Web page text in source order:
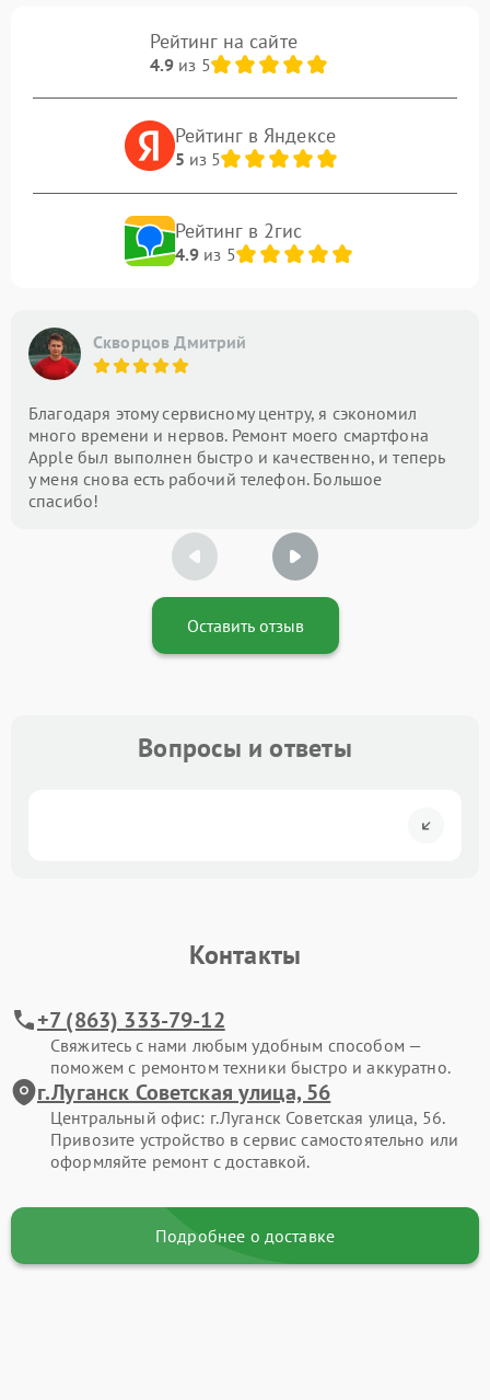
Рейтинг на сайте
4.9из 5
Рейтинг в Яндексе
5 из 5
Рейтинг в 2гис
4.9из 5
Скворцов Дмитрий
Благодаря этому сервисному центру, я сэкономил
много времени и нервов. Ремонт моего смартфона
Apple был выполнен быстро и качественно, и теперь
у меня снова есть рабочий телефон. Большое
спасибо!
Оставить отзыв
Вопросы и ответы
Контакты
+7 (863) 333-79-12
Свяжитесь с нами любым удобным способом —
поможем с ремонтом техники быстро и аккуратно.
г.Луганск Советская улица, 56
Центральный офис: г.Луганск Советская улица, 56.
Привозите устройство в сервис самостоятельно или
оформляйте ремонт с доставкой.
Подробнее о доставке